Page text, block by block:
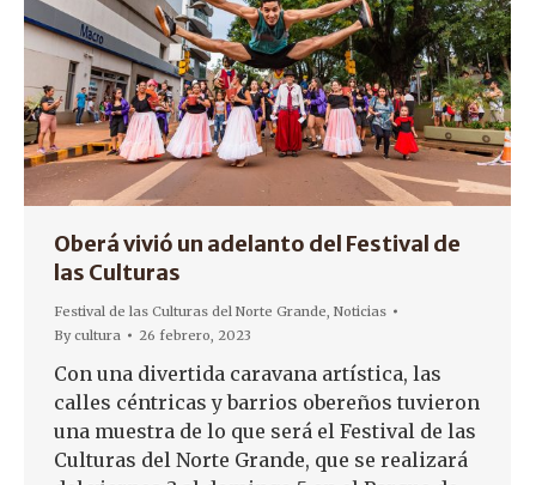
Oberá vivió un adelanto del Festival de
las Culturas
Festival de las Culturas del Norte Grande, Noticias
Bycultura 26 febrero, 2023
Con una divertida caravana artística, las
calles céntricas y barrios obereños tuvieron
una muestra de lo que será el Festival de las
Culturas del Norte Grande, que se realizará